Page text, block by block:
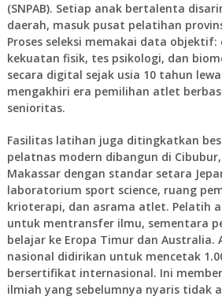
(SNPAB). Setiap anak bertalenta
daerah, masuk pusat pelatihan
Proses seleksi memakai data
kekuatan fisik, tes psikologi, dan
secara digital sejak usia 10 tahun
mengakhiri era pemilihan atlet
senioritas.
Fasilitas latihan juga ditingkatkan
pelatnas modern dibangun di
Makassar dengan standar setara
laboratorium sport science, ruang
krioterapi, dan asrama atlet. Pelatih
untuk mentransfer ilmu, sementara
belajar ke Eropa Timur dan Australia.
nasional didirikan untuk mencetak
bersertifikat internasional. Ini
ilmiah yang sebelumnya nyaris tidak